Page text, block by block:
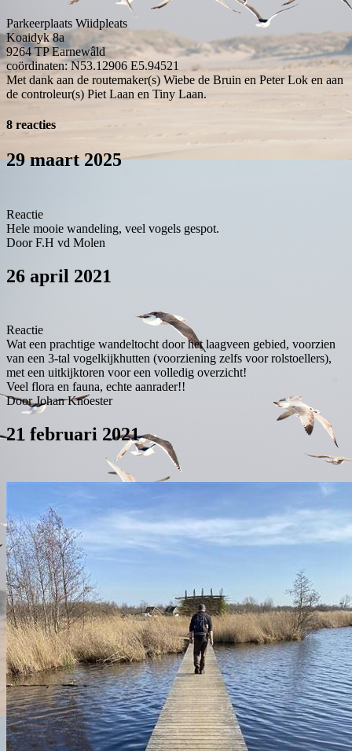
Parkeerplaats Wiidpleats
Koaidyk 8a
9264 TPEarnewâld
coördinaten: N53.12906 E5.94521
Met dank aan de routemaker(s) Wiebe de Bruin en Peter Lok en aan
de controleur(s) Piet Laan en Tiny Laan.
8 reacties
29 maart 2025
Reactie
Hele mooie wandeling, veel vogels gespot.
Door F.H vd Molen
26 april 2021
Reactie
Wat een prachtige wandeltocht door het laagveen gebied, voorzien
van een 3-tal vogelkijkhutten (voorziening zelfs voor rolstoellers),
met een uitkijktoren voor een volledig overzicht!
Veel flora en fauna, echte aanrader!!
Door Johan Knoester
21 februari 2021